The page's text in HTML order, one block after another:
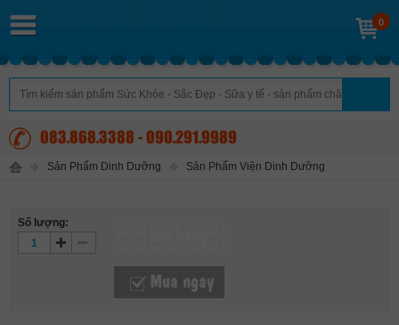
0
083.868.3388 - 090.291.9989
Sản Phẩm Dinh Dưỡng Sản Phẩm Viện Dinh Dưỡng
Số lượng:
Mua ngay